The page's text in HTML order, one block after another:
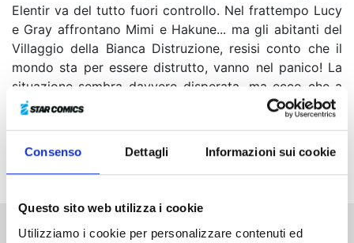
Consenso Dettagli Informazioni sui cookie
Questo sito web utilizza i cookie
Utilizziamo i cookie per personalizzare contenuti ed
Elentir va del tutto fuori controllo. Nel frattempo Lucy
e Gray affrontano Mimi e Hakune... ma gli abitanti del
Villaggio della Bianca Distruzione, resisi conto che il
mondo sta per essere distrutto, vanno nel panico! La
situazione sembra davvero disperata, ma ecco che a
Wendy viene in mente una “chiave” che potrebbe
si spingerà oltre i limiti! Fairy Tail riuscirà a rialzarsi e a
salvare anche questo mondo?!